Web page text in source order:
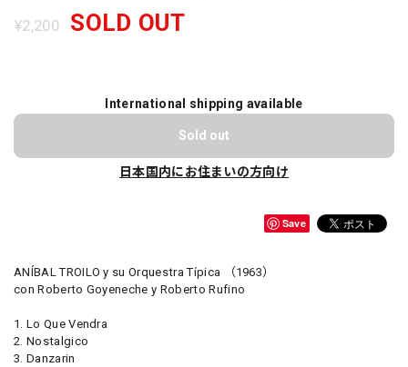
¥2,200 SOLD OUT
International shipping available
Sold out
日本国内にお住まいの方向け
Save
ANÍBAL TROILO y su Orquestra Típica （1963）
con Roberto Goyeneche y Roberto Rufino
1. Lo Que Vendra
2. Nostalgico
3. Danzarin